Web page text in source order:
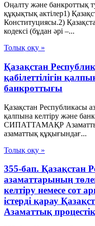
Оңалту және банкроттық
құқықтық актілер1)
Конституциясы.2)
кодексі (бұдан әрі –...
Толық оқу »
Қазақстан
қабілеттілігін
банкроттығы
Қазақстан Республикасы
қалпына келтіру және
СИПАТТАМАҚР Азаматтық
азаматтық құқығындағ...
Толық оқу »
355-бап. Қазақстан
азаматтарының
келтіру немесе сот
істерді қарау
Азаматтық процестік